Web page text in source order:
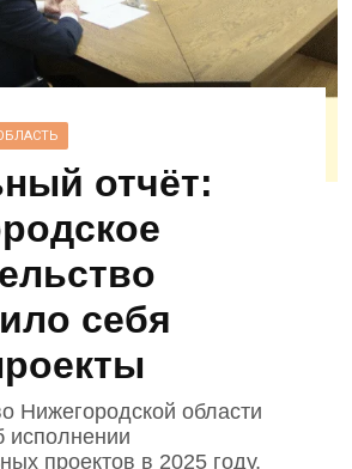
отчёт:
себя
Нижегородской области
исполнении
проектов в 2025 году,